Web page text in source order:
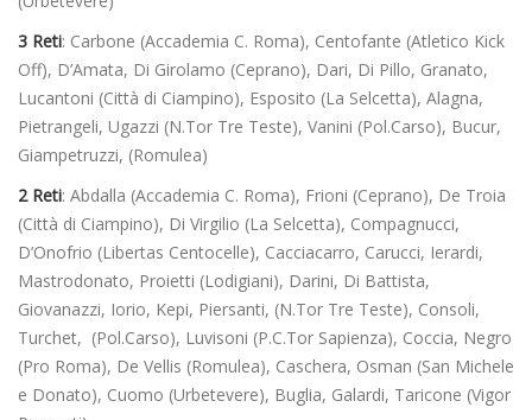
3 Reti: Carbone (Accademia C. Roma), Centofante (Atletico Kick
Off), D’Amata, Di Girolamo (Ceprano), Dari, Di Pillo, Granato,
Lucantoni (Città di Ciampino), Esposito (La Selcetta), Alagna,
Pietrangeli, Ugazzi (N.Tor Tre Teste), Vanini (Pol.Carso), Bucur,
Giampetruzzi, (Romulea)
2 Reti: Abdalla (Accademia C. Roma), Frioni (Ceprano), De Troia
(Città di Ciampino), Di Virgilio (La Selcetta), Compagnucci,
D’Onofrio (Libertas Centocelle), Cacciacarro, Carucci, Ierardi,
Mastrodonato, Proietti (Lodigiani), Darini, Di Battista,
Giovanazzi, Iorio, Kepi, Piersanti, (N.Tor Tre Teste), Consoli,
Turchet, (Pol.Carso), Luvisoni (P.C.Tor Sapienza), Coccia, Negro
(Pro Roma), De Vellis (Romulea), Caschera, Osman (San Michele
e Donato), Cuomo (Urbetevere), Buglia, Galardi, Taricone (Vigor